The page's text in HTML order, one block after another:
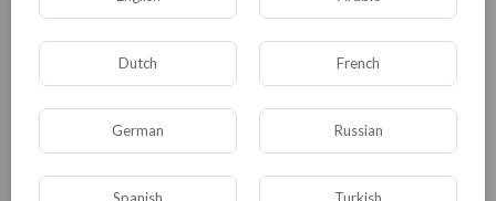
Dutch French
German Russian